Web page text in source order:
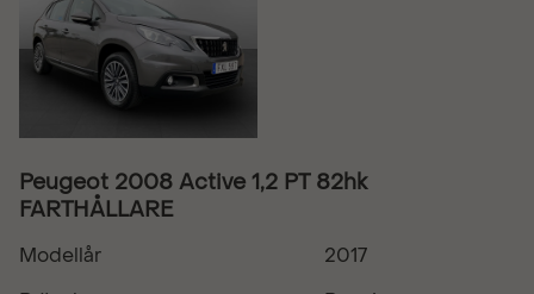
Peugeot 2008 Active 1,2 PT 82hk
FARTHÅLLARE
Modellår
2017